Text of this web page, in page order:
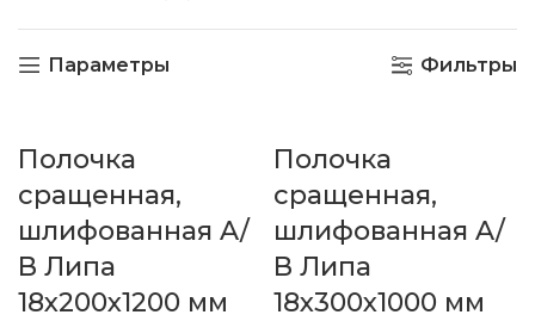
Параметры Фильтры
Полочка
сращенная,
шлифованная A/
В Липа
18х200х1200 мм
Полочка
сращенная,
шлифованная A/
В Липа
18х300х1000 мм